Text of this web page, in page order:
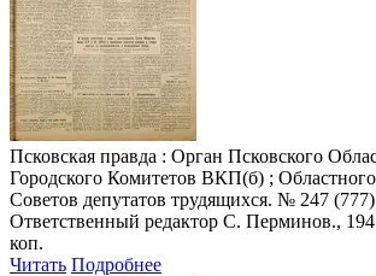
Псковская правда : Орган Псковского
Городского Комитетов ВКП(б) ;
Советов депутатов трудящихся. № 247
Ответственный редактор С. Перминов.,
коп.
Читать Подробнее